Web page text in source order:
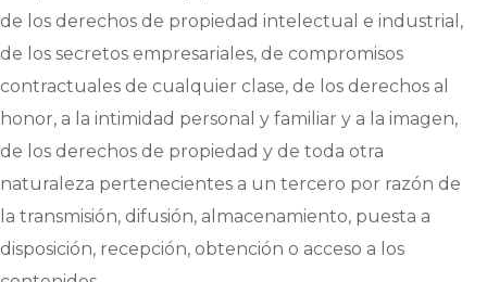
de los derechos de propiedad intelectual e industrial,
de los secretos empresariales, de compromisos
contractuales de cualquier clase, de los derechos al
honor, a la intimidad personal y familiar y a la imagen,
de los derechos de propiedad y de toda otra
naturaleza pertenecientes a un tercero por razón de
la transmisión, difusión, almacenamiento, puesta a
disposición, recepción, obtención o acceso a los